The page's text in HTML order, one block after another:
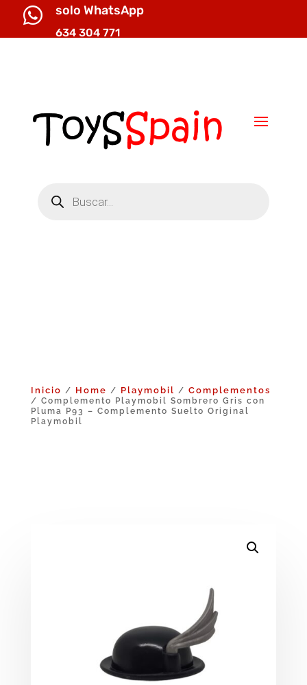
 solo WhatsApp
634 304 771
productos
Inicio / Home / Playmobil / Complementos
/ Complemento Playmobil Sombrero Gris con
Pluma P93 – Complemento Suelto Original
Playmobil